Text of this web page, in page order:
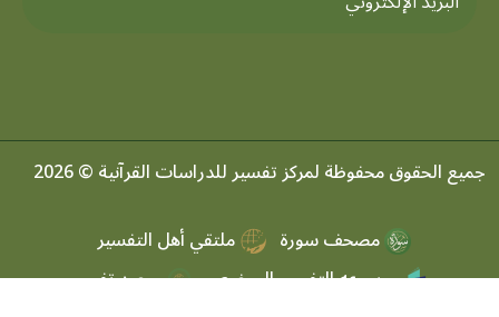
جميع الحقوق محفوظة لمركز تفسير للدراسات القرآنية © 2026
مصحف سورة
ملتقي أهل التفسير
موسوعه التفسير الموضعي
مرصد تفسير